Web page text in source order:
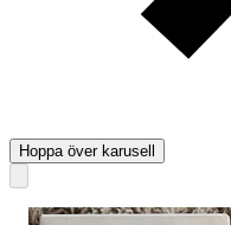
Hoppa över karusell